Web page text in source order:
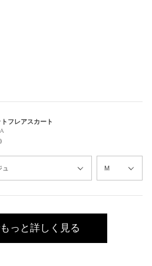
フレアスカート
っと詳しく見る